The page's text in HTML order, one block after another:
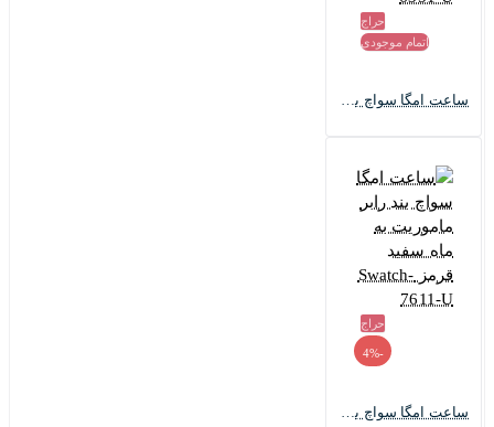
حراج
اتمام موجودی
ساعت امگا سواچ بند رابر ماموریت به ماه Swatch-6351-U
حراج
-4%
ساعت امگا سواچ بند رابر ماموریت به ماه سفید قرمز Swatch-7611-U